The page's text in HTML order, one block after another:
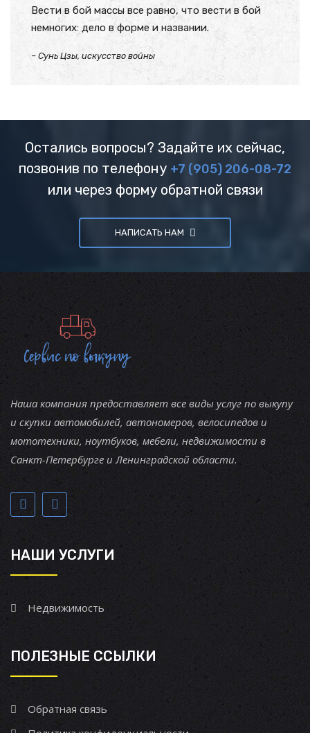
Вести в бой массы все равно, что вести в бой
немногих: дело в форме и названии.
– Сунь Цзы, искусство войны
Остались вопросы? Задайте их сейчас,
позвонив по телефону +7 (905) 206-08-72
или через форму обратной связи
НАПИСАТЬ НАМ
Наша компания предоставляет все виды услуг по выкупу
и скупки автомобилей, автономеров, велосипедов и
мототехники, ноутбуков, мебели, недвижимости в
Санкт-Петербурге и Ленинградской области.
НАШИ УСЛУГИ
Недвижимость
ПОЛЕЗНЫЕ ССЫЛКИ
Обратная связь